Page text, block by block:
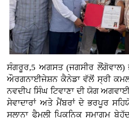
ਸੰਗਰੂਰ,5 ਅਗਸਤ (ਜਗਸੀਰ ਲੌਂਗੋਵਾਲ)
ਔਰਗਨਾਈਜੇਸ਼ਨ ਕੈਨੇਡਾ ਵੱਲੋਂ ਸ੍ਰੀ
ਨਵਦੀਪ ਸਿੰਘ ਟਿਵਾਣਾ ਦੀ ਯੋਗ
ਸੇਵਾਦਾਰਾਂ ਅਤੇ ਮੈਂਬਰਾਂ ਦੇ ਭਰਪੂਰ
ਸਲਾਨਾ ਫੈਮਲੀ ਪਿਕਨਿਕ ਸਮਾਗਮ